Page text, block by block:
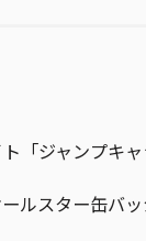
「ジャンプキ
ルスター缶バ